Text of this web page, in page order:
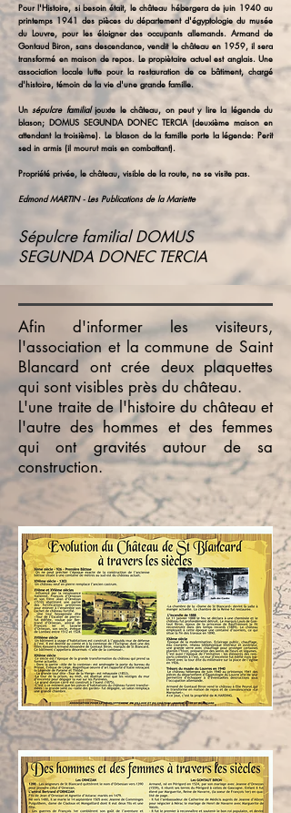
Pour l'Histoire, si besoin était, le château hébergera de juin 1940 au
printemps 1941 des pièces du département d'égyptologie du musée
du Louvre, pour les éloigner des occupants allemands. Armand de
Gontaud Biron, sans descendance, vendit le château en 1959, il sera
transformé en maison de repos. Le propiètaire actuel est anglais. Une
association locale lutte pour la restauration de ce bâtiment, chargé
d'histoire, témoin de la vie d'une grande famille.
Unsépulcre familialjouxte le château, on peut y lire la légende du
blason; DOMUS SEGUNDA DONEC TERCIA (deuxième maison en
attendant la troisième). Le blason de la famille porte la légende: Perit
sed in armis (il mourut mais en combattant).
Propriété privée, le château, visible de la route, ne se visite pas.
Edmond MARTIN - Les Publications de la Mariette
Sépulcre familial DOMUS
SEGUNDA DONEC TERCIA
Afin d'informer les visiteurs,
l'association et la commune de Saint
Blancard ont crée deux plaquettes
qui sont visibles près du château.
L'une traite de l'histoire du château et
l'autre des hommes et des femmes
qui ont gravités autour de sa
construction.